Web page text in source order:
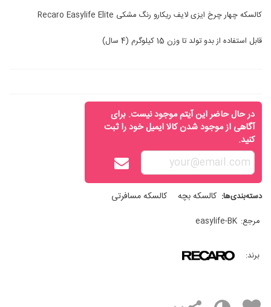
کالسکه چهار چرخ ایزی لایف ریکارو رنگ مشکی Recaro Easylife Elite
قابل استفاده از بدو تولد تا وزن 15 کیلوگرم (4 سال)
در حال حاضر این آیتم موجود نیست. برای
آگاهی از موجود شدن کالا ایمیل خود را ثبت
کنید.
دسته‌بندی‌ها: کالسکه بچه کالسکه مسافرتی
مرجع: easylife-BK
برند: